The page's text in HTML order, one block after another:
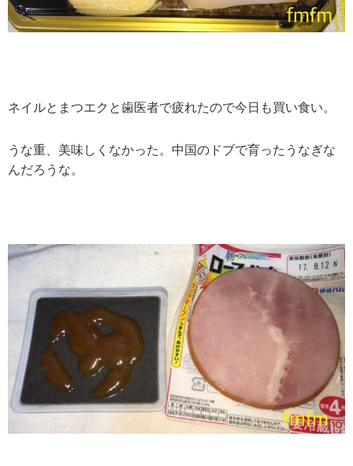
ネイルとまつエクと歯医者で疲れたので今日も買い食い。
うな重、美味しくなかった。中国のドブで育ったうなぎな
んだろうな。